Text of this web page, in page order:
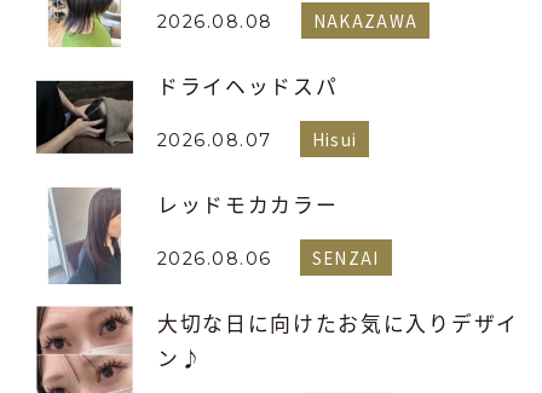
2026.08.08 NAKAZAWA
ドライヘッドスパ
2026.08.07 Hisui
レッドモカカラー
2026.08.06 SENZAI
大切な日に向けたお気に入りデザイ
ン♪